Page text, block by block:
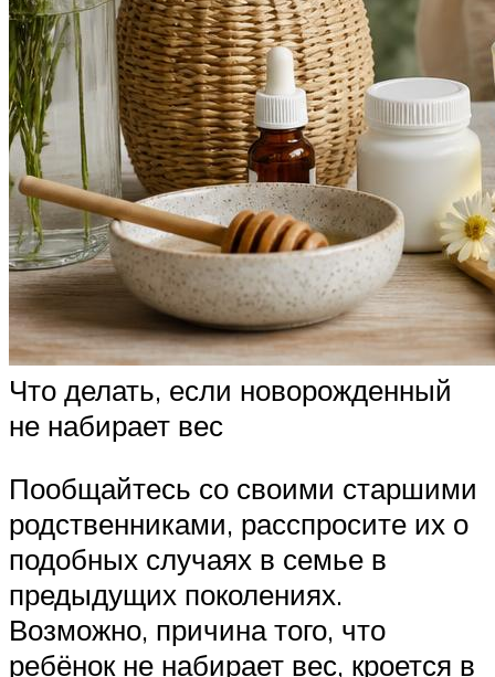
Что делать, если новорожденный
не набирает вес
Пообщайтесь со своими старшими
родственниками, расспросите их о
подобных случаях в семье в
предыдущих поколениях.
Возможно, причина того, что
ребёнок не набирает вес, кроется в